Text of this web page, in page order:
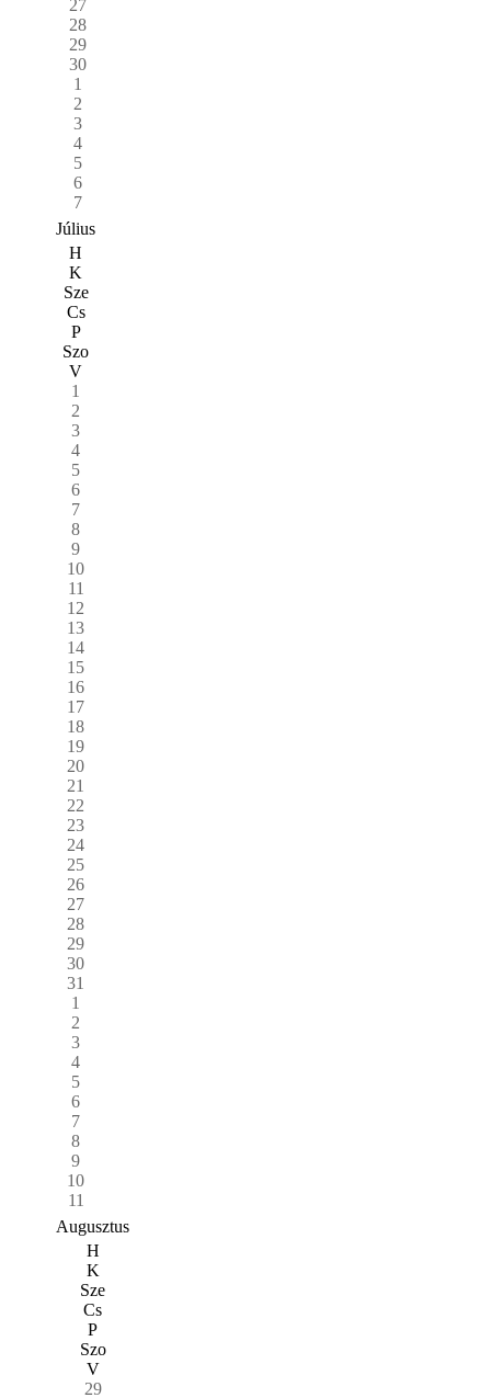
27
28
29
30
1
2
3
4
5
6
7
Július
H
K
Sze
Cs
P
Szo
V
1
2
3
4
5
6
7
8
9
10
11
12
13
14
15
16
17
18
19
20
21
22
23
24
25
26
27
28
29
30
31
1
2
3
4
5
6
7
8
9
10
11
Augusztus
H
K
Sze
Cs
P
Szo
V
29